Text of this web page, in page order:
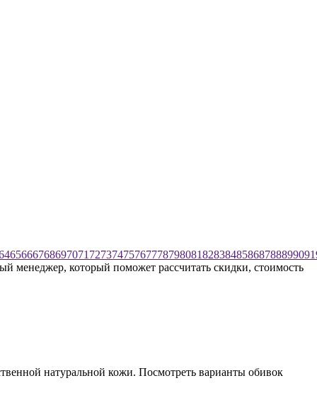
656667686970717273747576777879808182838485868788899091
менеджер, который поможет рассчитать скидки, стоимость
натуральной кожи. Посмотреть варианты обивок